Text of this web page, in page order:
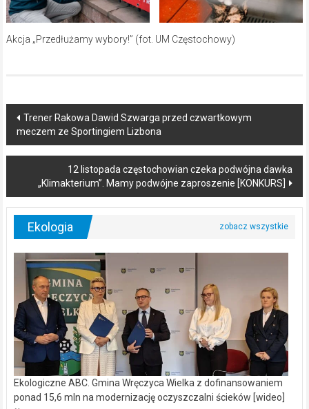
Akcja „Przedłużamy wybory!” (fot. UM Częstochowy)
Post
navigation
Trener Rakowa Dawid Szwarga przed czwartkowym
meczem ze Sportingiem Lizbona
12 listopada częstochowian czeka podwójna dawka
„Klimakterium”. Mamy podwójne zaproszenie [KONKURS]
Ekologia
Ekologiczne ABC. Gmina Wręczyca Wielka z dofinansowaniem
ponad 15,6 mln na modernizację oczyszczalni ścieków [wideo]